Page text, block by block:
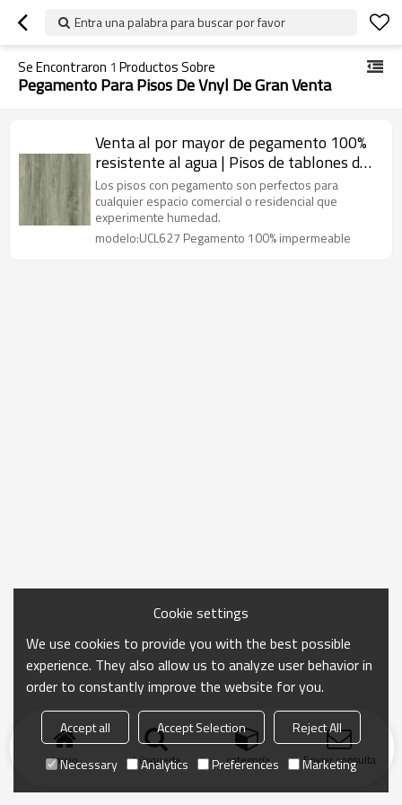
Entra una palabra para buscar por favor
Se Encontraron 1 Productos Sobre
Pegamento Para Pisos De Vnyl De Gran Venta
Venta al por mayor de pegamento 100%
resistente al agua | Pisos de tablones de
vinilo con pegamento de 2MM a la venta
| Baldosas de vinilo baratas para uso
doméstico
Los pisos con pegamento son perfectos para
cualquier espacio comercial o residencial que
experimente humedad.
modelo:UCL627 Pegamento 100% impermeable
Inicio búsqueda categoría Enviar consulta
Cookie settings
We use cookies to provide you with the best possible
experience. They also allow us to analyze user behavior in
order to constantly improve the website for you.
Accept all Accept Selection
Reject All
Necessary
Analytics Preferences Marketing